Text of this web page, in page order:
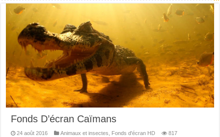
Fonds D’écran Caïmans
24 août 2016 Animaux et insectes Fonds d'écran HD 817